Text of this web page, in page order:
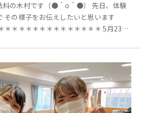
科の木村です（●＾o＾●） 先日、体験
その様子をお伝えしたいと思います
＊＊＊＊＊＊＊＊＊＊＊＊＊ 5月23
どなど。。。 教員から、見学へ来てく
明がなされました！！！！！ そ